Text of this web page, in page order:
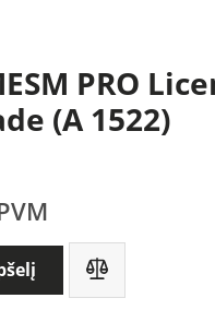
PRO
(A 1522)